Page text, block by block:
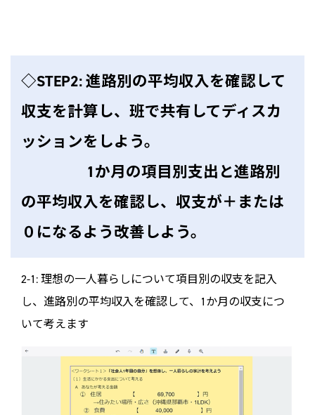
◇STEP2: 進路別の平均収入を確認して
収支を計算し、班で共有してディスカ
ッションをしよう。
1か月の項目別支出と進路別
の平均収入を確認し、収支が＋または
０になるよう改善しよう。
2-1: 理想の一人暮らしについて項目別の収支を記入
し、進路別の平均収入を確認して、1か月の収支につ
いて考えます